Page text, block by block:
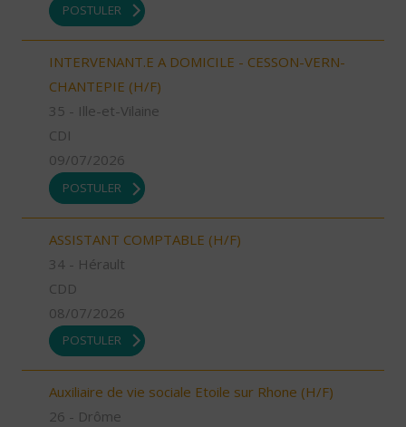
POSTULER
INTERVENANT.E A DOMICILE - CESSON-VERN-
CHANTEPIE (H/F)
35 - Ille-et-Vilaine
CDI
09/07/2026
POSTULER
ASSISTANT COMPTABLE (H/F)
34 - Hérault
CDD
08/07/2026
POSTULER
Auxiliaire de vie sociale Etoile sur Rhone (H/F)
26 - Drôme